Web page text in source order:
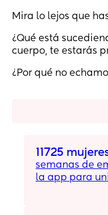
Mira lo lejos que
¿Qué está
cuerpo, te estarás
¿Por qué no
11725
semanas de
la app para